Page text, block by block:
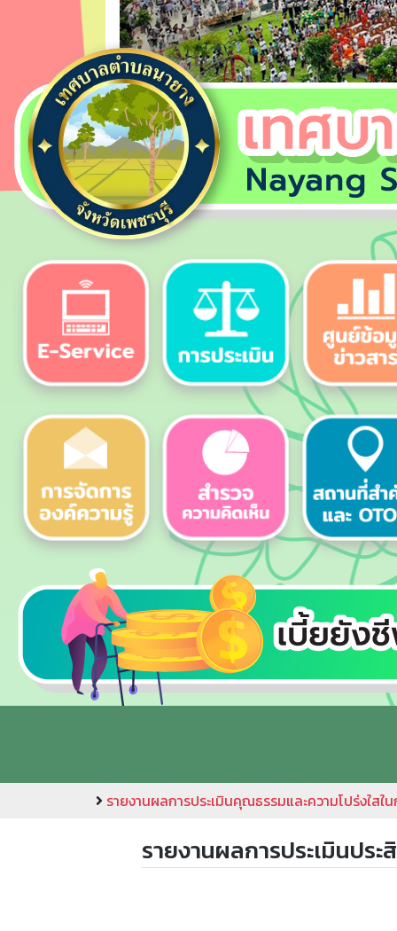
รายงานผลการประเมินคุณธรรมและความโปร่งใส
รายงานผลการประเมินป